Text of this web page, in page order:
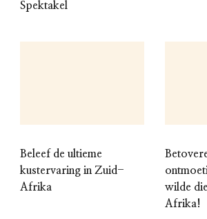
Spektakel
Beleef de ultieme
kustervaring in Zuid-
Afrika
wilde
Afrika!